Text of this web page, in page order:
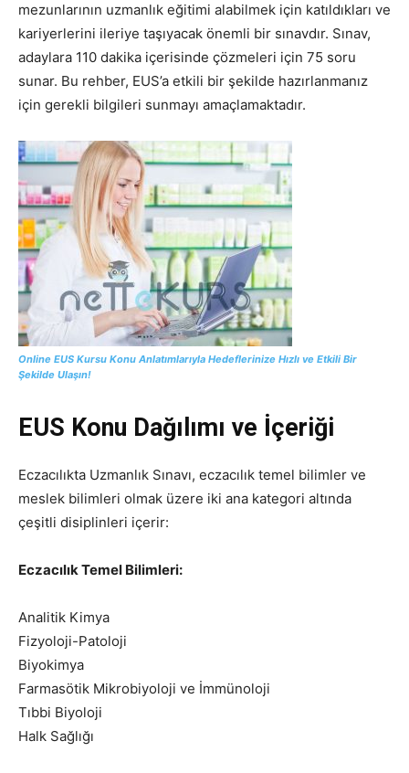
mezunlarının uzmanlık eğitimi alabilmek için katıldıkları ve
kariyerlerini ileriye taşıyacak önemli bir sınavdır. Sınav,
adaylara 110 dakika içerisinde çözmeleri için 75 soru
sunar. Bu rehber, EUS’a etkili bir şekilde hazırlanmanız
için gerekli bilgileri sunmayı amaçlamaktadır.
Online EUS Kursu Konu Anlatımlarıyla Hedeflerinize Hızlı ve Etkili Bir
Şekilde Ulaşın!
EUS Konu Dağılımı ve İçeriği
Eczacılıkta Uzmanlık Sınavı, eczacılık temel bilimler ve
meslek bilimleri olmak üzere iki ana kategori altında
çeşitli disiplinleri içerir:
Eczacılık Temel Bilimleri:
Analitik Kimya
Fizyoloji-Patoloji
Biyokimya
Farmasötik Mikrobiyoloji ve İmmünoloji
Tıbbi Biyoloji
Halk Sağlığı